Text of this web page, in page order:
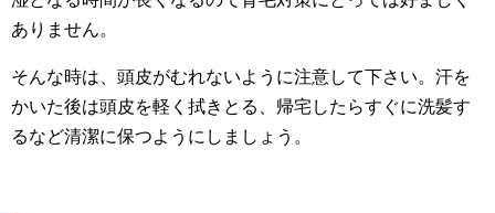
ありません。
そんな時は、頭皮がむれないように注意して下さい。汗を
かいた後は頭皮を軽く拭きとる、帰宅したらすぐに洗髪す
るなど清潔に保つようにしましょう。